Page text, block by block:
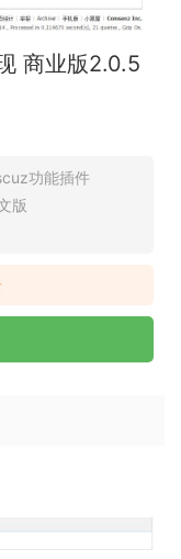
商业版2.0.5
功能插件
版